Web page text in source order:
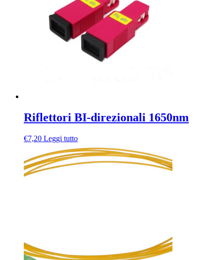
Riflettori BI-direzionali 1650nm
€7,20 Leggi tutto